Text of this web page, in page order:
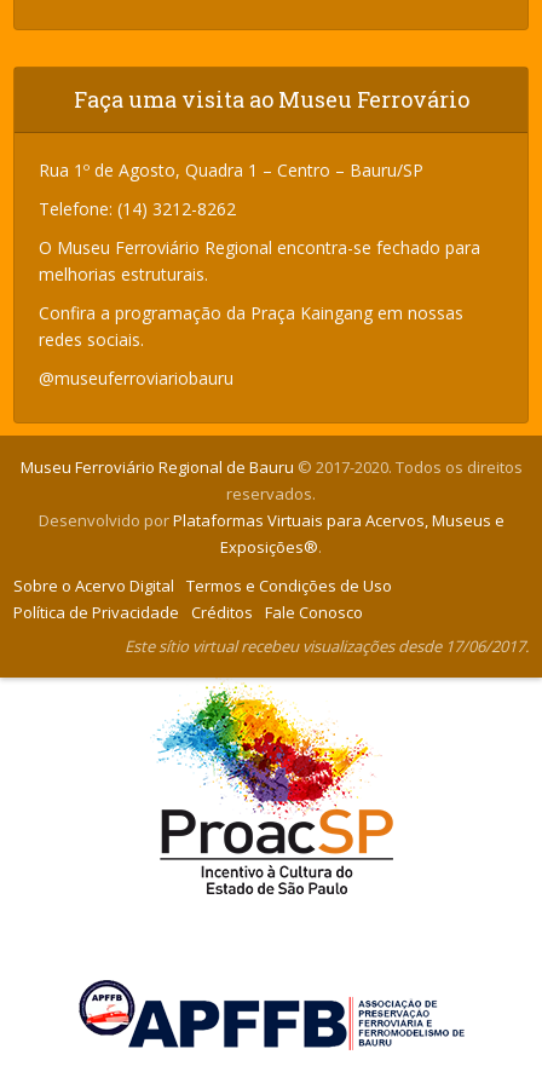
Faça uma visita ao Museu Ferrovário
Rua 1º de Agosto, Quadra 1 – Centro – Bauru/SP
Telefone: (14) 3212-8262
O Museu Ferroviário Regional encontra-se fechado para
melhorias estruturais.
Confira a programação da Praça Kaingang em nossas
redes sociais.
@museuferroviariobauru
Museu Ferroviário Regional de Bauru © 2017-2020. Todos os direitos
reservados.
Desenvolvido porPlataformas Virtuais para Acervos, Museus e
Exposições®.
Sobre o Acervo Digital
Termos e Condições de Uso
Política de Privacidade
Créditos
Fale Conosco
Este sítio virtual recebeu visualizações desde 17/06/2017.